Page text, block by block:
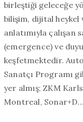
birleştiği geleceğe
bilişim, dijital heykel
anlatımıyla çalışan
(emergence) ve
keşfetmektedir.
Sanatçı Programı
yer almış; ZKM
Montreal, Sonar+D...